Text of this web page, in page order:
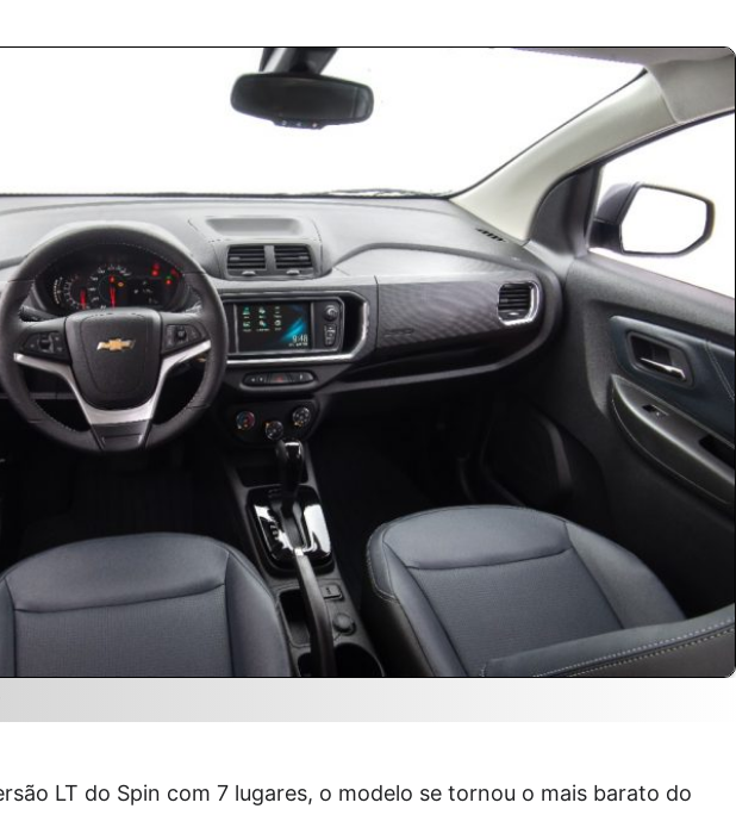
LT do Spin com 7 lugares, o modelo se tornou o mais barato do